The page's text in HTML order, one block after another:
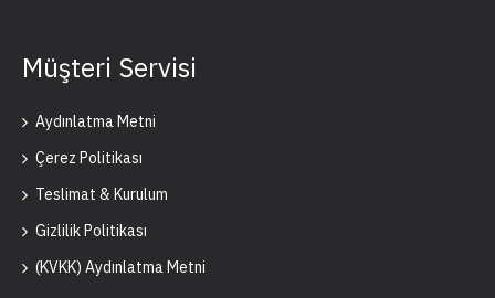
Müşteri Servisi
Aydınlatma Metni
Çerez Politikası
Teslimat & Kurulum
Gizlilik Politikası
(KVKK) Aydınlatma Metni